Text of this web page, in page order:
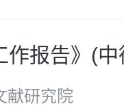
作报告》(中
献研究院